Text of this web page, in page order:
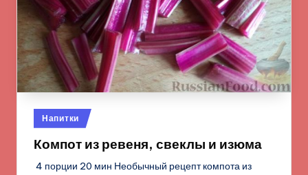
Опубликовано
в
Напитки
Компот из ревеня, свеклы и изюма
4 порции 20 мин Необычный рецепт компота из